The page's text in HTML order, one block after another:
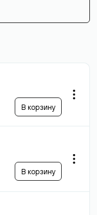
В корзину
В корзину